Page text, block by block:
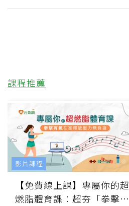
課程推薦
【免費線上課】專屬你的超
燃脂體育課：超夯「拳擊有
影片課程